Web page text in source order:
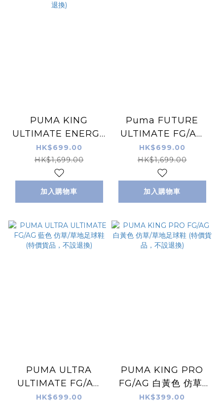
PUMA KING
ULTIMATE ENERGY
FG/AG 黃色 仿真草
地/草地足球鞋 (特價
貨品，不設退換)
HK$699.00
HK$1,699.00
加入購物車
Puma FUTURE
ULTIMATE FG/AG
黃色 仿真草地/草地足
球鞋 (特價貨品，不設
退換)
HK$699.00
HK$1,699.00
加入購物車
PUMA ULTRA
ULTIMATE FG/AG
藍色 仿草/草地足球鞋
HK$699.00
PUMA KING PRO
FG/AG 白黃色 仿草/
草地足球鞋 (特價貨
HK$399.00